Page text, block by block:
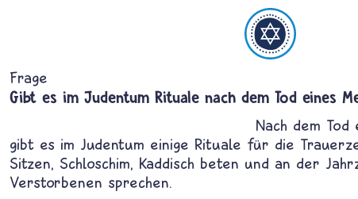
Frage
Gibt es im Judentum Rituale nach dem Tod eines
Nach dem
gibt es im Judentum einige Rituale für die
Sitzen, Schloschim, Kaddisch beten und an der
Verstorbenen sprechen.